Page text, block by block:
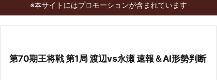

検索
※本サイトにはプロモーションが含まれています
第70期王将戦 第1局 渡辺vs永瀬 速報＆AI形勢判断